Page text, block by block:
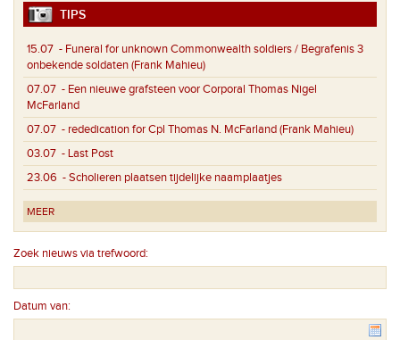
TIPS
15.07 - Funeral for unknown Commonwealth soldiers / Begrafenis 3
onbekende soldaten (Frank Mahieu)
07.07 - Een nieuwe grafsteen voor Corporal Thomas Nigel
McFarland
07.07 - rededication for Cpl Thomas N. McFarland (Frank Mahieu)
03.07 - Last Post
23.06 - Scholieren plaatsen tijdelijke naamplaatjes
MEER
Zoek nieuws via trefwoord:
Datum van: